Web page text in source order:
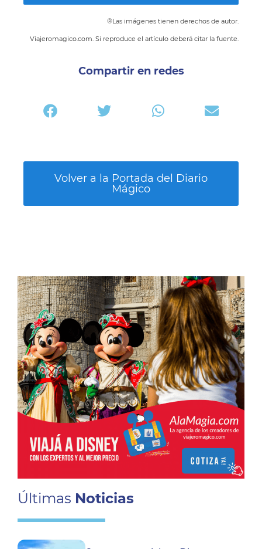
®Las imágenes tienen derechos de autor.
Viajeromagico.com. Si reproduce el artículo deberá citar la fuente.
Compartir en redes
Volver a la Portada del Diario
Mágico
Últimas Noticias